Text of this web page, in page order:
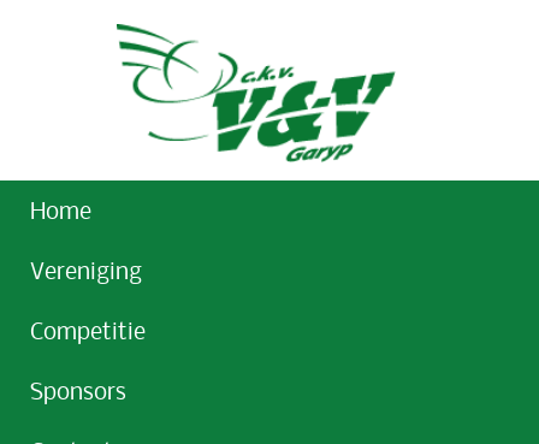
Home
Vereniging
Competitie
Sponsors